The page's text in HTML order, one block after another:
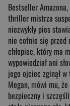
Bestseller
thriller mistrza
niezwykły pies
nie cofnie się przed
chłopiec, który ma
wypowiedział ani
jego ojciec zginął
Megan, mówi mu,
bezpieczny i